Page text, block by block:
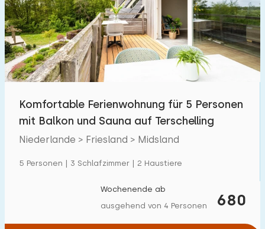
Komfortable Ferienwohnung für 5 Personen
mit Balkon und Sauna auf Terschelling
Niederlande > Friesland > Midsland
5 Personen | 3 Schlafzimmer | 2 Haustiere
680
Wochenende ab
ausgehend von 4 Personen